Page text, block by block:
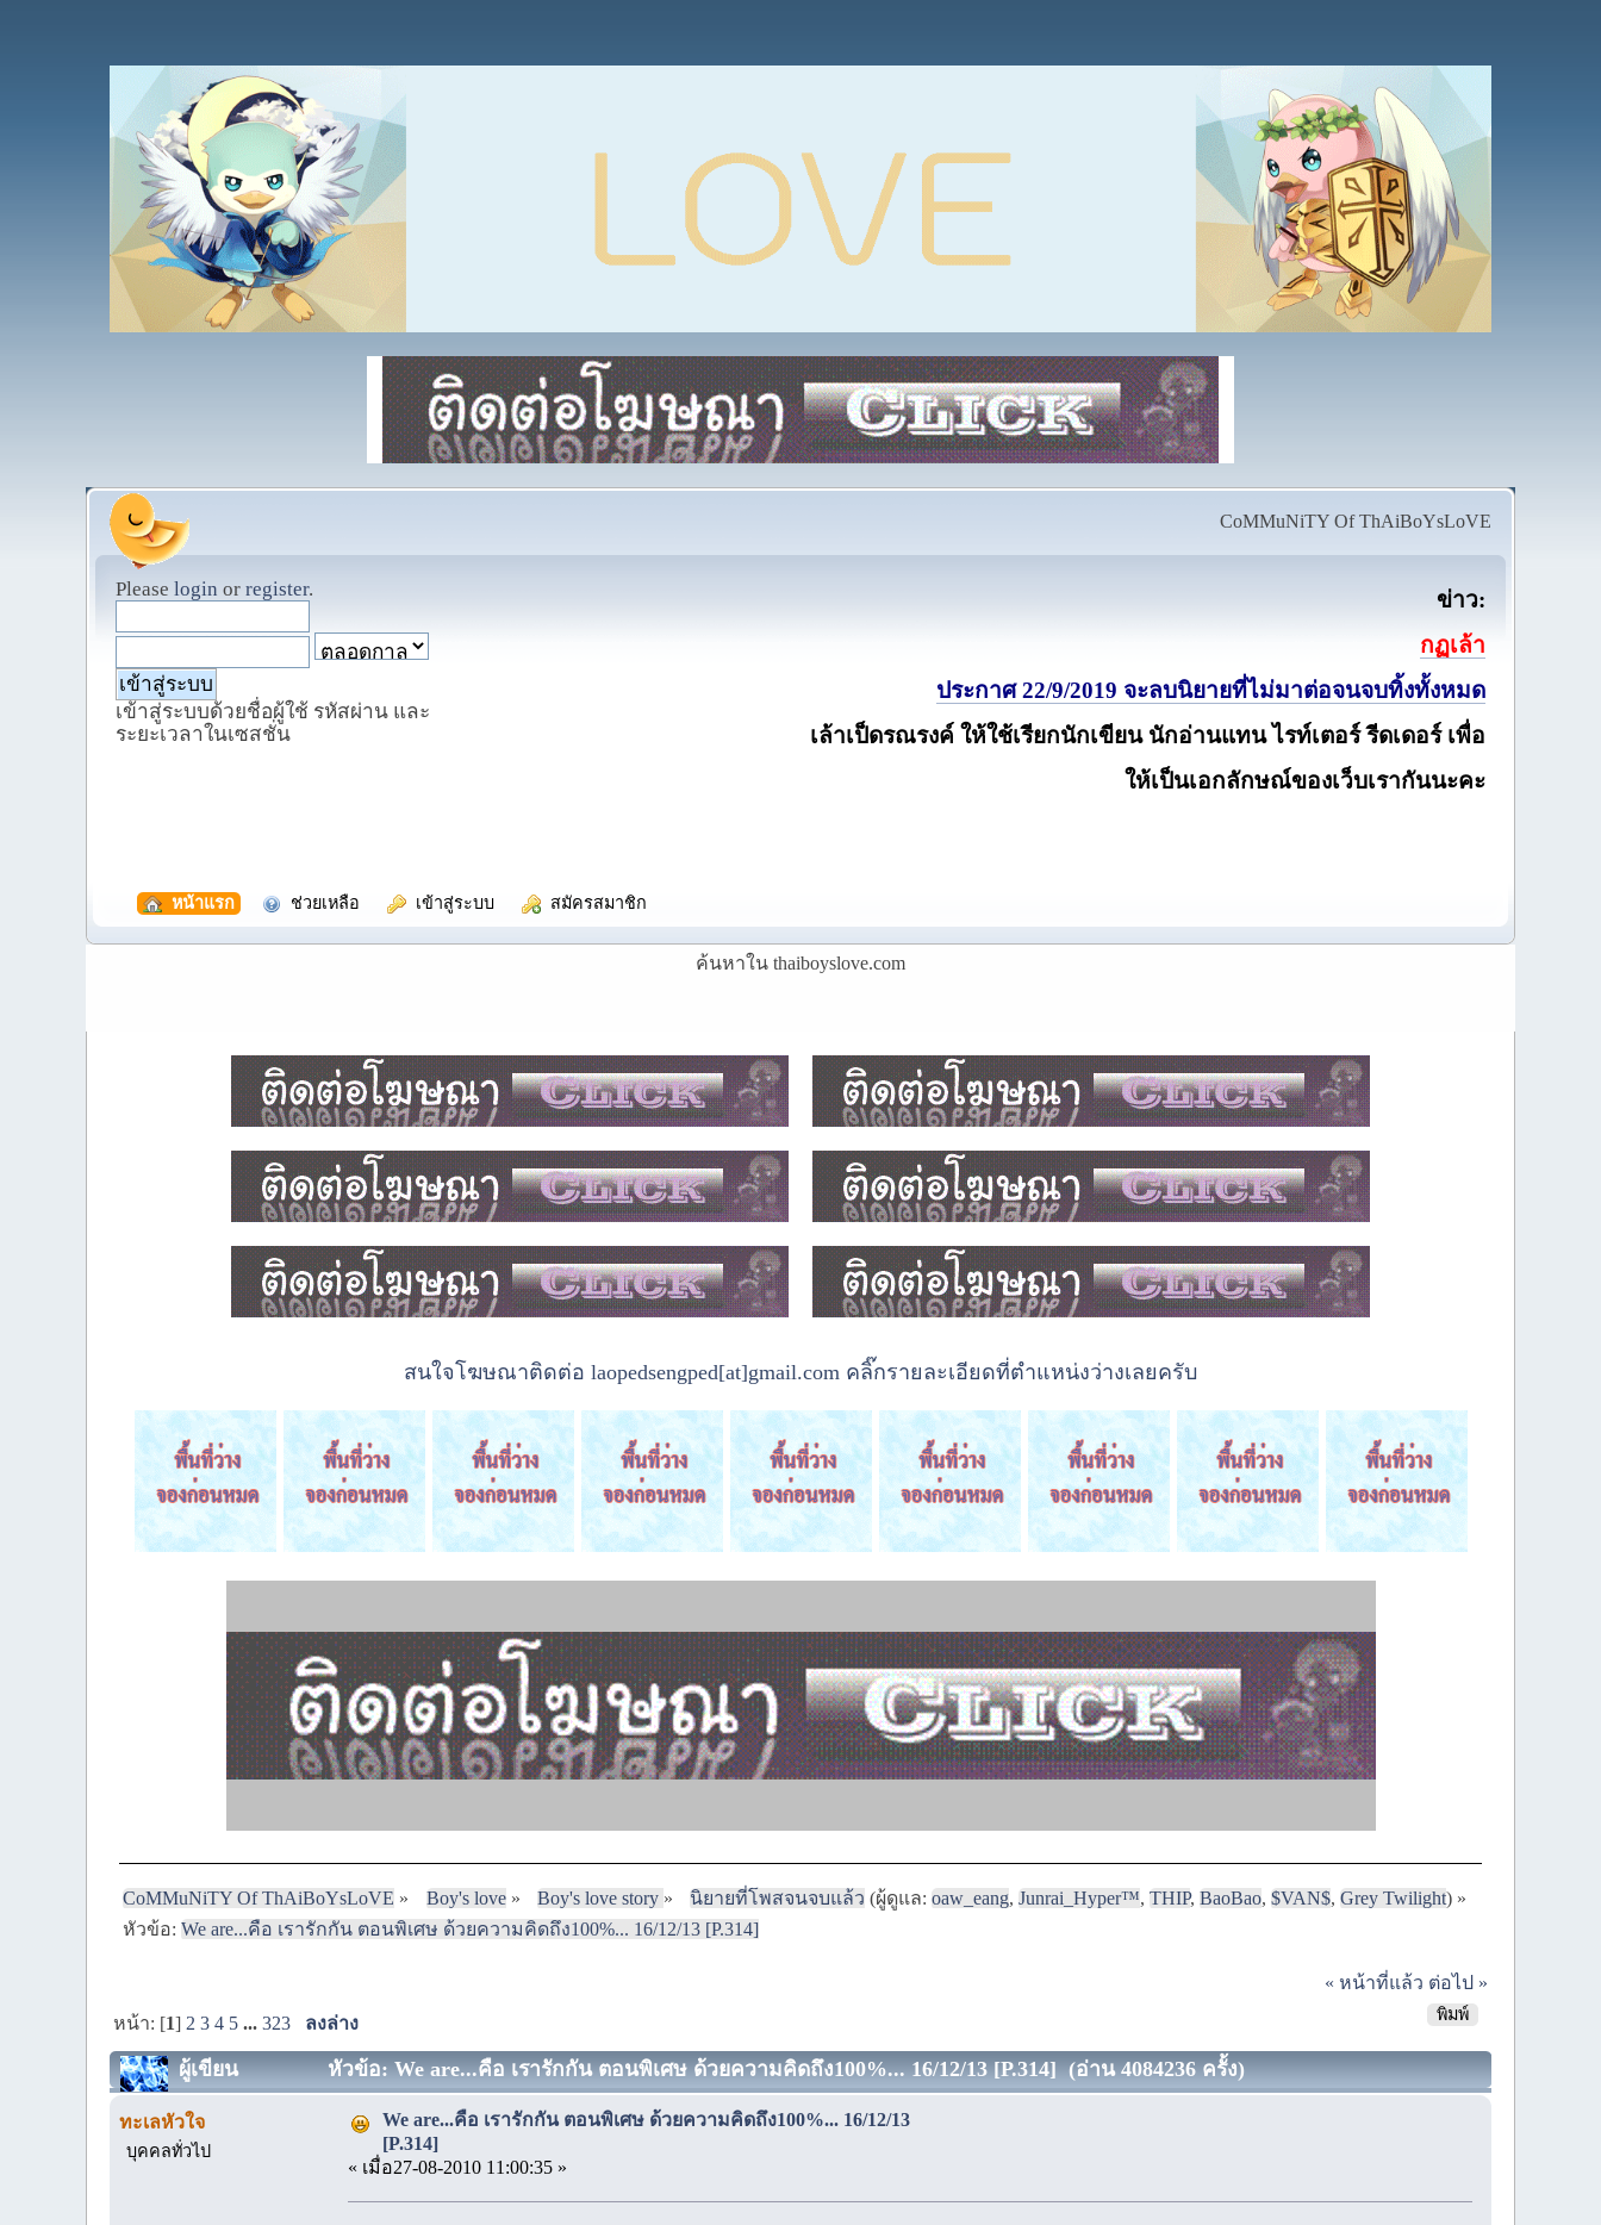
CoMMuNiTY Of ThAiBoYsLoVE
Please login or register.
เข้าสู่ระบบด้วยชื่อผู้ใช้ รหัสผ่าน และ
ระยะเวลาในเซสชั่น
ข่าว:
กฏเล้า
ประกาศ 22/9/2019 จะลบนิยายที่ไม่มาต่อจนจบทิ้งทั้งหมด
เล้าเป็ดรณรงค์ ให้ใช้เรียกนักเขียน นักอ่านแทน ไรท์เตอร์ รีดเดอร์ เพื่อ
ให้เป็นเอกลักษณ์ของเว็บเรากันนะคะ
หน้าแรก ช่วยเหลือ เข้าสู่ระบบ สมัครสมาชิก
ค้นหาใน thaiboyslove.com
สนใจโฆษณาติดต่อ laopedsengped[at]gmail.com คลิ๊กรายละเอียดที่ตำแหน่งว่างเลยครับ
CoMMuNiTY Of ThAiBoYsLoVE » Boy's love» Boy's love story » นิยายที่โพสจนจบแล้ว (ผู้ดูแล:oaw_eang,Junrai_Hyper™,THIP,BaoBao,$VAN$,Grey Twilight) »
หัวข้อ:We are...คือ เรารักกัน ตอนพิเศษ ด้วยความคิดถึง100%... 16/12/13 [P.314]
« หน้าที่แล้ว ต่อไป »
พิมพ์
หน้า: [1] 2 3 4 5 ...323 ลงล่าง
ผู้เขียน หัวข้อ: We are...คือ เรารักกัน ตอนพิเศษ ด้วยความคิดถึง100%... 16/12/13 [P.314] (อ่าน 4084236 ครั้ง)
ทะเลหัวใจ
บุคคลทั่วไป
We are...คือ เรารักกัน ตอนพิเศษ ด้วยความคิดถึง100%... 16/12/13
[P.314]
« เมื่อ27-08-2010 11:00:35 »